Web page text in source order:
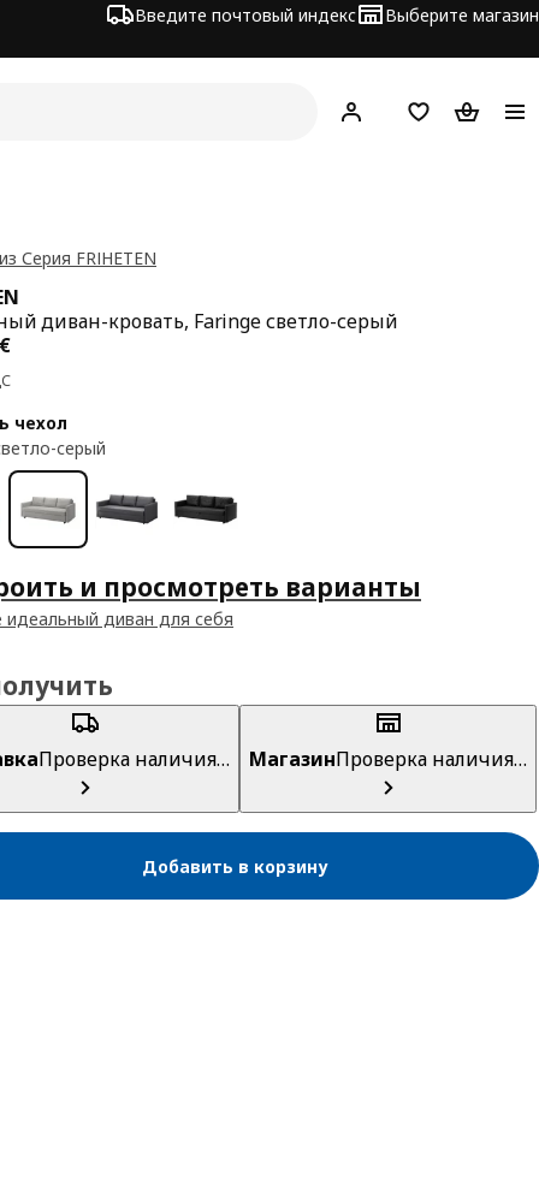
Введите почтовый индекс Выберите магазин
Hej! ВойтиСписокКорзина
Серия FRIHETEN
диван-кровать, Faringe светло-серый
€
449€
чехол
серый
и просмотреть варианты
идеальный диван для себя
Проверка наличия… МагазинПроверка наличия…
Добавить в корзину